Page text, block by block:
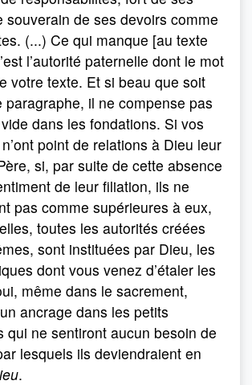
souverain de ses devoirs comme
(...) Ce qui manque [au texte
l’autorité paternelle dont le mot
votre texte. Et si beau que soit
paragraphe, il ne compense pas
dans les fondations. Si vos
point de relations à Dieu leur
si, par suite de cette absence
de leur filiation, ils ne
pas comme supérieures à eux,
toutes les autorités créées
sont instituées par Dieu, les
dont vous venez d’étaler les
même dans le sacrement,
ancrage dans les petits
qui ne sentiront aucun besoin de
lesquels ils deviendraient en
.